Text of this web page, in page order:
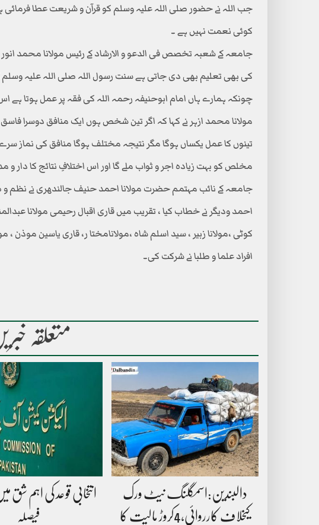
جب اللہ نے حضور صلی اللہ علیہ وسلم کو قرآن و شریعت عطا فرمائی
کوئی نعمت نہیں ہے ۔
جامعہ کے شعبہ تخصص فی الدعو و الارشاد کے رئیس مولانا محمد انور
کی بھی تعلیم بھی دی جاتی ہے سنت رسول اللہ صلی اللہ علیہ وسلم
چونکہ ہمارے ہاں امام ابوحنیفہ رحمہ اللہ کی فقہ پر عمل ہوتا ہے
مولانا محمد ازہر نے کہا کہ اگر تین شخص ہوں ایک منافق دوسرا فاسق
تینوں کا عمل یکساں ہوگا مگر نتیجہ مختلف ہوگا منافق کی نماز
مخلص کو بہت زیادہ اجر و ثواب ملے گا اور اس اختلافِ نتائج کا دار و
جامعہ کے نائب مہتمم حضرت مولانا احمد حنیف جالندھری نے نظم
احمد ودیگر نے خطاب کیا ، تقریب میں قاری اقبال رحیمی مولانا
کوٹی ،مولانا زبیر ، سید اسلم شاہ ،مولانامختا ر، قاری یاسین موذن ،
افراد علما و طلبا نے شرکت کی۔
متعلقہ
دالبندین:اسمگلنگ نیٹ ورک
کیخلاف کارروائی،4کروڑ مالیت کا
انتخابی قوعد کی اہم شق
فیصلہ